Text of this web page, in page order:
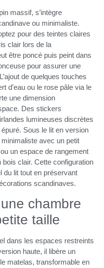
massif, s’intègre
ou minimaliste.
pour des teintes claires
clair lors de la
être poncé puis peint dans
pour assurer une
de quelques touches
d’eau ou le rose pâle via le
une dimension
Des stickers
lumineuses discrètes
Sous le lit en version
avec un petit
un espace de rangement
clair. Cette configuration
du lit tout en préservant
scandinaves.
chambre
taille
dans les espaces restreints
haute, il libère un
matelas, transformable en